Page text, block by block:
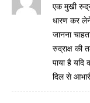
एक मुखी
धारण कर
जानना
रुद्राक्ष
पाया है
दिल से